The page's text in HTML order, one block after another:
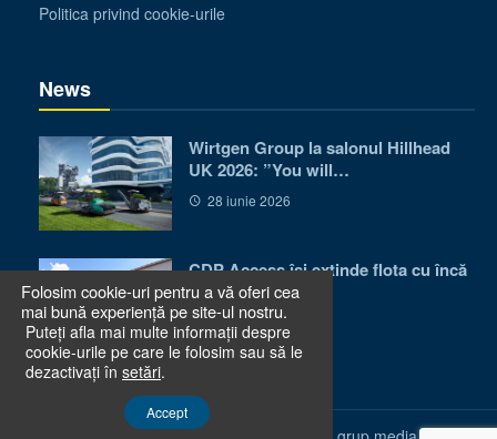
Politica privind cookie-urile
News
Wirtgen Group la salonul Hillhead
UK 2026: ”You will…
28 iunie 2026
CDP Access își extinde flota cu încă
50 de utilaje…
24 iunie 2026
Folosim cookie-uri pentru a vă oferi cea
mai bună experiență pe site-ul nostru.
Puteți afla mai multe informații despre
cookie-urile pe care le folosim sau să le
dezactivați în setări.
Accept